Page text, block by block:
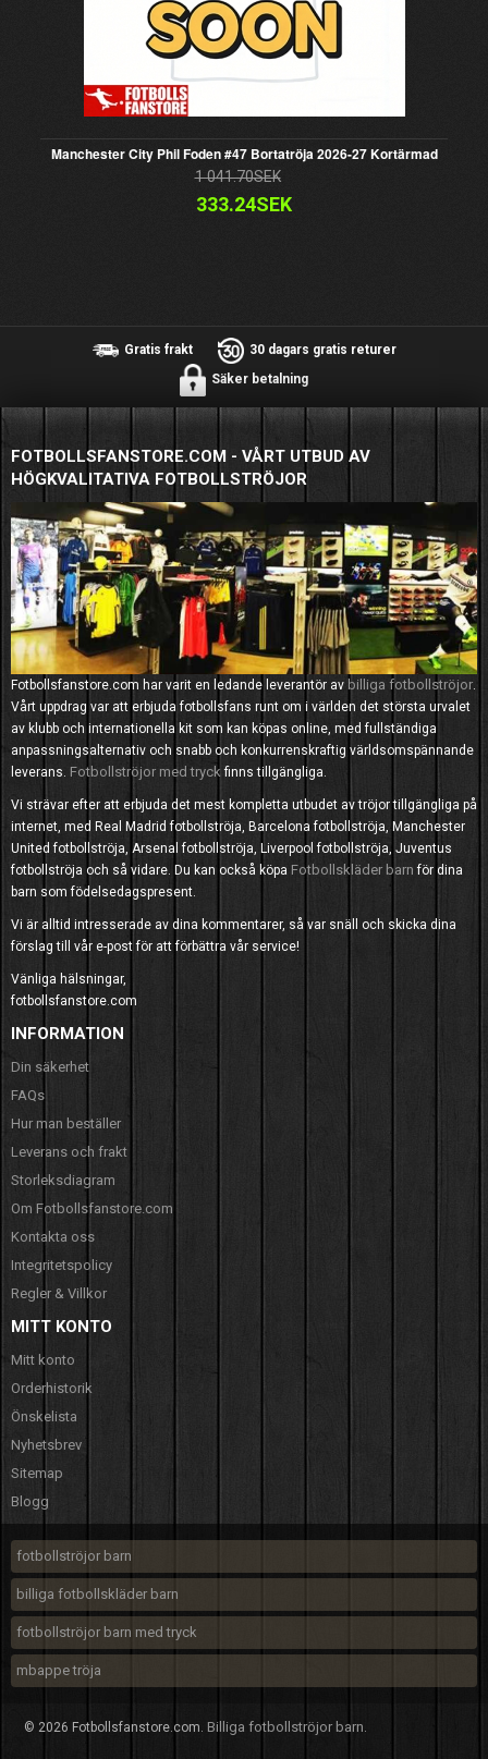
Manchester City Phil Foden #47 Bortatröja 2026-27 Kortärmad
1 041.70SEK
333.24SEK
Gratis frakt
30 dagars gratis returer
Säker betalning
FOTBOLLSFANSTORE.COM - VÅRT UTBUD AV
HÖGKVALITATIVA FOTBOLLSTRÖJOR
Fotbollsfanstore.com har varit en ledande leverantör av billiga fotbollströjor
Vårt uppdrag var att erbjuda fotbollsfans runt om i världen det största urvalet
av klubb och internationella kit som kan köpas online, med fullständiga
anpassningsalternativ och snabb och konkurrenskraftig världsomspännande
leverans. Fotbollströjor med tryck finns tillgängliga.
Vi strävar efter att erbjuda det mest kompletta utbudet av tröjor tillgängliga på
internet, med Real Madrid fotbollströja, Barcelona fotbollströja, Manchester
United fotbollströja, Arsenal fotbollströja, Liverpool fotbollströja, Juventus
fotbollströja och så vidare. Du kan också köpa Fotbollskläder barn för dina
barn som födelsedagspresent.
Vi är alltid intresserade av dina kommentarer, så var snäll och skicka dina
förslag till vår e-post för att förbättra vår service!
Vänliga hälsningar,
fotbollsfanstore.com
INFORMATION
Din säkerhet
FAQs
Hur man beställer
Leverans och frakt
Storleksdiagram
Om Fotbollsfanstore.com
Kontakta oss
Integritetspolicy
Regler & Villkor
MITT KONTO
Mitt konto
Orderhistorik
Önskelista
Nyhetsbrev
Sitemap
Blogg
fotbollströjor barn
billiga fotbollskläder barn
fotbollströjor barn med tryck
mbappe tröja
© 2026 Fotbollsfanstore.com. Billiga fotbollströjor barn